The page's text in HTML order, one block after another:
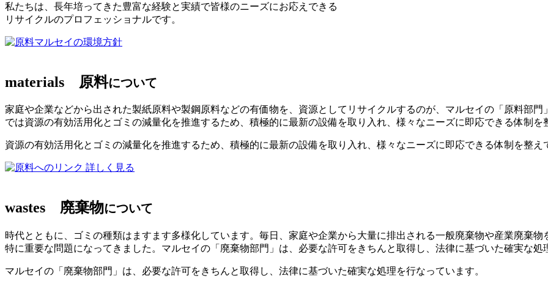
私たちは、長年培ってきた豊富な経験と実績で皆様のニーズにお応えできる
リサイクルのプロフェッショナルです。
マルセイの環境方針
materials 原料について
家庭や企業などから出された製紙原料や製鋼原料などの有価物を、資源としてリサイクルするのが、マルセイの「原料部
では資源の有効活用化とゴミの減量化を推進するため、積極的に最新の設備を取り入れ、様々なニーズに即応できる体制を
資源の有効活用化とゴミの減量化を推進するため、積極的に最新の設備を取り入れ、様々なニーズに即応できる体制を整え
詳しく見る
wastes 廃棄物について
時代とともに、ゴミの種類はますます多様化しています。毎日、家庭や企業から大量に排出される一般廃棄物や産業廃棄物
特に重要な問題になってきました。マルセイの「廃棄物部門」は、必要な許可をきちんと取得し、法律に基づいた確実な処
マルセイの「廃棄物部門」は、必要な許可をきちんと取得し、法律に基づいた確実な処理を行なっています。